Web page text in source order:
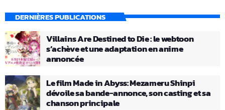
DERNIÈRES PUBLICATIONS
Villains Are Destined to Die : le webtoon
s’achève et une adaptation en anime
annoncée
Le film Made in Abyss: Mezameru Shinpi
dévoile sa bande-annonce, son casting et sa
chanson principale